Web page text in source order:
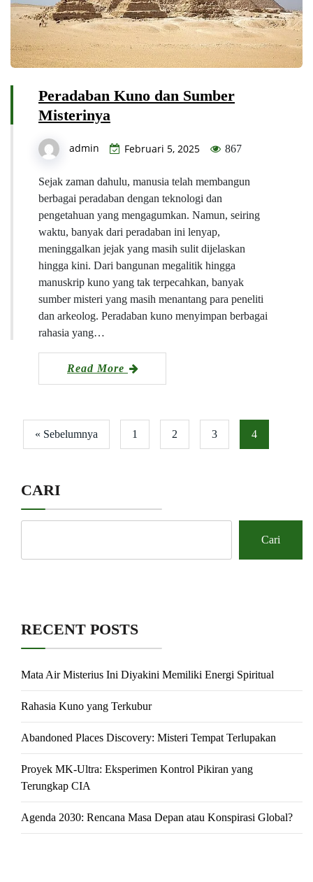
Peradaban Kuno dan Sumber
Misterinya
admin Februari 5, 2025 867
Sejak zaman dahulu, manusia telah membangun
berbagai peradaban dengan teknologi dan
pengetahuan yang mengagumkan. Namun, seiring
waktu, banyak dari peradaban ini lenyap,
meninggalkan jejak yang masih sulit dijelaskan
hingga kini. Dari bangunan megalitik hingga
manuskrip kuno yang tak terpecahkan, banyak
sumber misteri yang masih menantang para peneliti
dan arkeolog. Peradaban kuno menyimpan berbagai
rahasia yang…
Read More
« Sebelumnya 1 2 3 4
CARI
Cari
RECENT POSTS
Mata Air Misterius Ini Diyakini Memiliki Energi Spiritual
Rahasia Kuno yang Terkubur
Abandoned Places Discovery: Misteri Tempat Terlupakan
Proyek MK-Ultra: Eksperimen Kontrol Pikiran yang
Terungkap CIA
Agenda 2030: Rencana Masa Depan atau Konspirasi Global?